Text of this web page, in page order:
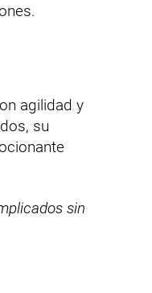
agilidad y
su
sin